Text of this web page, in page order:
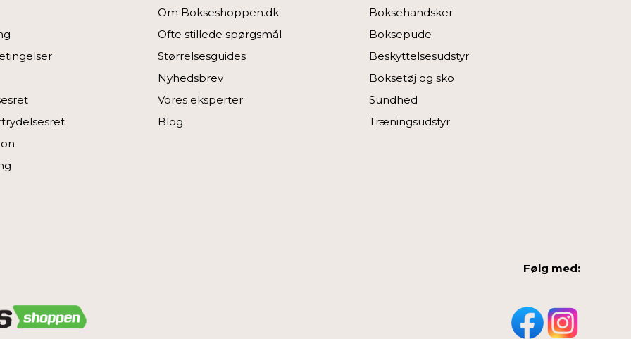
Om Bokseshoppen.dk
Ofte stillede spørgsmål
Størrelsesguides
Nyhedsbrev
Vores eksperter
Blog
Boksehandsker
Boksepude
Beskyttelsesudstyr
Boksetøj og sko
Sundhed
Træningsudstyr
Følg med: